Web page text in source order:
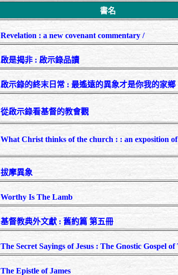
書名
Revelation : a new covenant commentary /
啟是揭非 : 啟示錄品讀
啟示錄的終末日常 : 最遙遠的異象才是你我的家
從啟示錄看基督的教會觀
What Christ thinks of the church : : an exposition
拔摩異象
Worthy Is The Lamb
基督教典外文獻 : 舊約篇 第五冊
The Secret Sayings of Jesus : The Gnostic Gospel
The Epistle of James